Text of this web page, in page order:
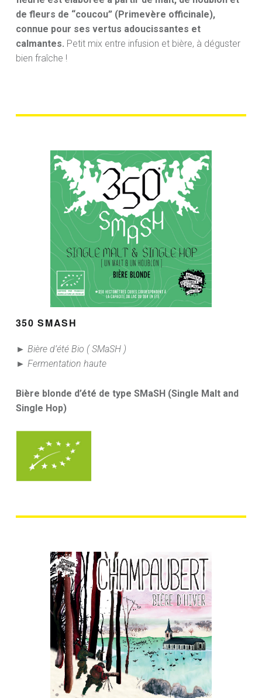
de fleurs de “coucou” (Primevère officinale),
connue pour ses vertus adoucissantes et
calmantes. Petit mix entre infusion et bière, à déguster
bien fraîche !
350 SMASH
► Bière d’été Bio ( SMaSH )
► Fermentation haute
Bière blonde d’été de type SMaSH (Single Malt and
Single Hop)